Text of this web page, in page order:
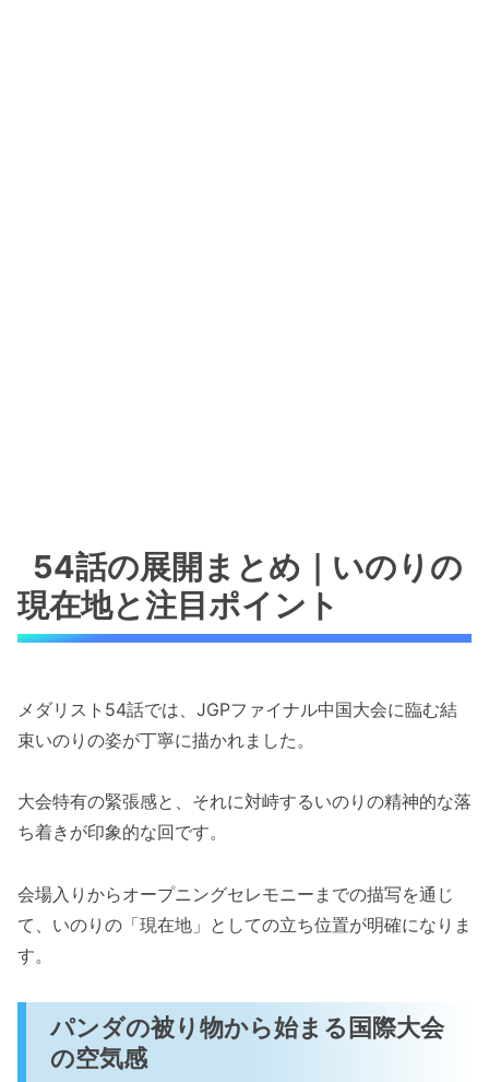
54話の展開まとめ｜いのりの
現在地と注目ポイント
メダリスト54話では、JGPファイナル中国大会に臨む結
束いのりの姿が丁寧に描かれました。
大会特有の緊張感と、それに対峙するいのりの精神的な落
ち着きが印象的な回です。
会場入りからオープニングセレモニーまでの描写を通じ
て、いのりの「現在地」としての立ち位置が明確になりま
す。
パンダの被り物から始まる国際大会
の空気感